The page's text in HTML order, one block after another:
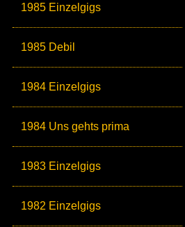
1985 Einzelgigs
1985 Debil
1984 Einzelgigs
1984 Uns gehts prima
1983 Einzelgigs
1982 Einzelgigs